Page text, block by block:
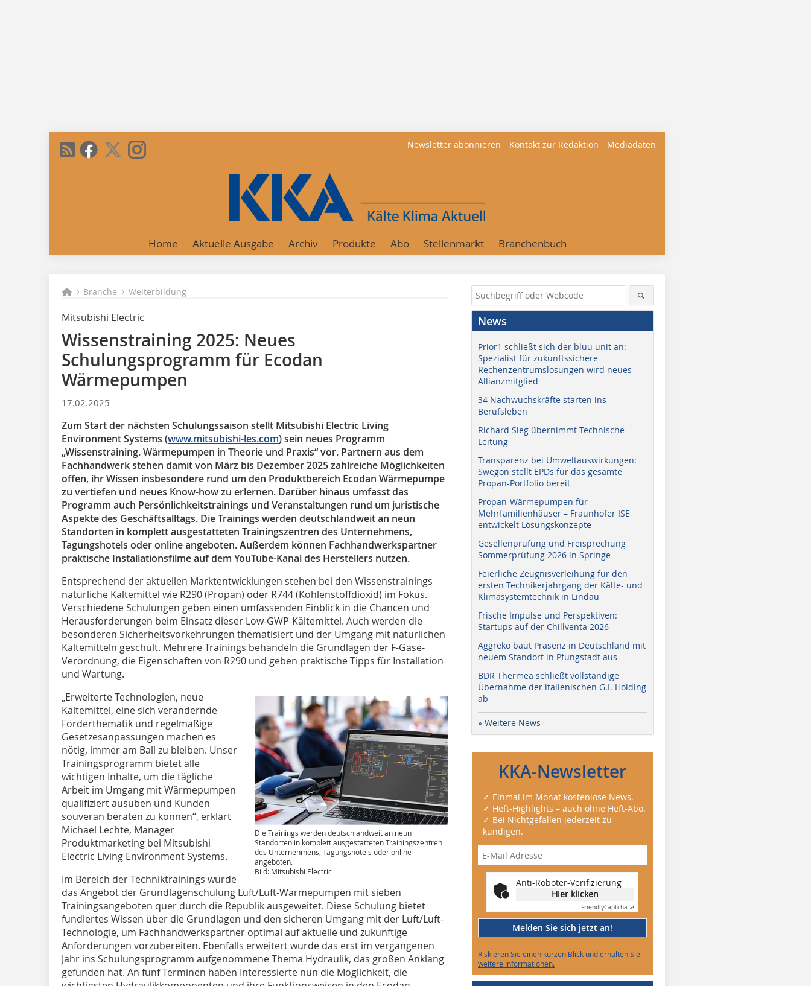
Newsletter abonnieren Kontakt zur Redaktion Mediadaten
Home Aktuelle Ausgabe Archiv Produkte Abo Stellenmarkt Branchenbuch
Branche Weiterbildung
Mitsubishi Electric
Wissenstraining 2025: Neues
Schulungsprogramm für Ecodan
Wärmepumpen
17.02.2025
Zum Start der nächsten Schulungssaison stellt Mitsubishi Electric Living
Environment Systems (www.mitsubishi-les.com) sein neues Programm
„Wissenstraining. Wärmepumpen in Theorie und Praxis“ vor. Partnern aus dem
Fachhandwerk stehen damit von März bis Dezember 2025 zahlreiche Möglichkeiten
offen, ihr Wissen insbesondere rund um den Produktbereich Ecodan Wärmepumpe
zu vertiefen und neues Know-how zu erlernen. Darüber hinaus umfasst das
Programm auch Persönlichkeitstrainings und Veranstaltungen rund um juristische
Aspekte des Geschäftsalltags. Die Trainings werden deutschlandweit an neun
Standorten in komplett ausgestatteten Trainingszentren des Unternehmens,
Tagungshotels oder online angeboten. Außerdem können Fachhandwerkspartner
praktische Installationsfilme auf dem YouTube-Kanal des Herstellers nutzen.
Entsprechend der aktuellen Marktentwicklungen stehen bei den Wissenstrainings
natürliche Kältemittel wie R290 (Propan) oder R744 (Kohlenstoffdioxid) im Fokus.
Verschiedene Schulungen geben einen umfassenden Einblick in die Chancen und
Herausforderungen beim Einsatz dieser Low-GWP-Kältemittel. Auch werden die
besonderen Sicherheitsvorkehrungen thematisiert und der Umgang mit natürlichen
Kältemitteln geschult. Mehrere Trainings behandeln die Grundlagen der F-Gase-
Verordnung, die Eigenschaften von R290 und geben praktische Tipps für Installation
und Wartung.
Die Trainings werden deutschlandweit an neun
Standorten in komplett ausgestatteten Trainingszentren
des Unternehmens, Tagungshotels oder online
angeboten.
Bild: Mitsubishi Electric
„Erweiterte Technologien, neue
Kältemittel, eine sich verändernde
Förderthematik und regelmäßige
Gesetzesanpassungen machen es
nötig, immer am Ball zu bleiben. Unser
Trainingsprogramm bietet alle
wichtigen Inhalte, um die tägliche
Arbeit im Umgang mit Wärmepumpen
qualifiziert ausüben und Kunden
souverän beraten zu können“, erklärt
Michael Lechte, Manager
Produktmarketing bei Mitsubishi
Electric Living Environment Systems.
Im Bereich der Techniktrainings wurde
das Angebot der Grundlagenschulung Luft/Luft-Wärmepumpen mit sieben
Trainingsangeboten quer durch die Republik ausgeweitet. Diese Schulung bietet
fundiertes Wissen über die Grundlagen und den sicheren Umgang mit der Luft/Luft-
Technologie, um Fachhandwerkspartner optimal auf aktuelle und zukünftige
Anforderungen vorzubereiten. Ebenfalls erweitert wurde das erst im vergangenen
Jahr ins Schulungsprogramm aufgenommene Thema Hydraulik, das großen Anklang
gefunden hat. An fünf Terminen haben Interessierte nun die Möglichkeit, die
News
Prior1 schließt sich der bluu unit an:
Spezialist für zukunftssichere
Rechenzentrumslösungen wird neues
Allianzmitglied
34 Nachwuchskräfte starten ins
Berufsleben
Richard Sieg übernimmt Technische
Leitung
Transparenz bei Umweltauswirkungen:
Swegon stellt EPDs für das gesamte
Propan-Portfolio bereit
Propan-Wärmepumpen für
Mehrfamilienhäuser – Fraunhofer ISE
entwickelt Lösungskonzepte
Gesellenprüfung und Freisprechung
Sommerprüfung 2026 in Springe
Feierliche Zeugnisverleihung für den
ersten Technikerjahrgang der Kälte- und
Klimasystemtechnik in Lindau
Frische Impulse und Perspektiven:
Startups auf der Chillventa 2026
Aggreko baut Präsenz in Deutschland mit
neuem Standort in Pfungstadt aus
BDR Thermea schließt vollständige
Übernahme der italienischen G.I. Holding
ab
» Weitere News
KKA-Newsletter
✓ Einmal im Monat kostenlose News.
✓ Heft-Highlights – auch ohne Heft-Abo.
✓ Bei Nichtgefallen jederzeit zu
kündigen.
Anti-Roboter-Verifizierung
Hier klicken
FriendlyCaptcha ⇗
Melden Sie sich jetzt an!
Riskieren Sie einen kurzen Blick und erhalten Sie
weitere Informationen.